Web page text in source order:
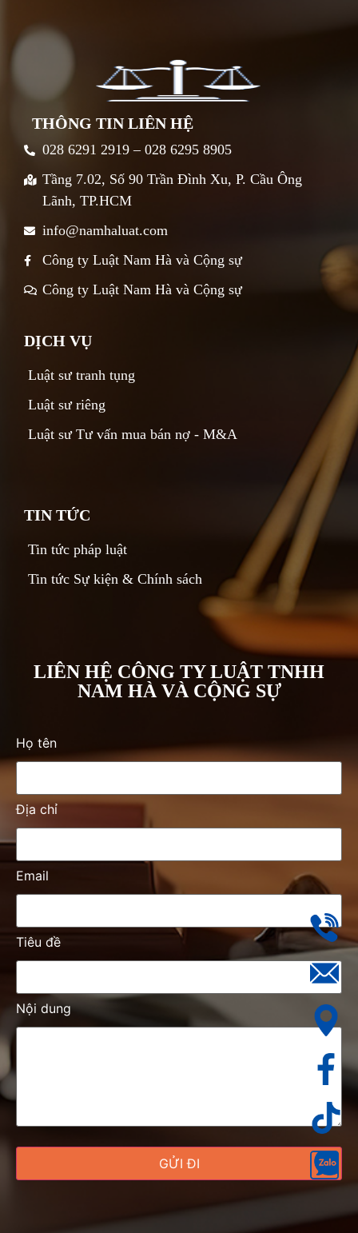
THÔNG TIN LIÊN HỆ
028 6291 2919 – 028 6295 8905
Tầng 7.02, Số 90 Trần Đình Xu, P. Cầu Ông
Lãnh, TP.HCM
info@namhaluat.com
Công ty Luật Nam Hà và Cộng sự
Công ty Luật Nam Hà và Cộng sự
DỊCH VỤ
Luật sư tranh tụng
Luật sư riêng
Luật sư Tư vấn mua bán nợ - M&A
TIN TỨC
Tin tức pháp luật
Tin tức Sự kiện & Chính sách
LIÊN HỆ CÔNG TY LUẬT TNHH
NAM HÀ VÀ CỘNG SỰ
Họ tên
Địa chỉ
Email
Tiêu đề
Nội dung